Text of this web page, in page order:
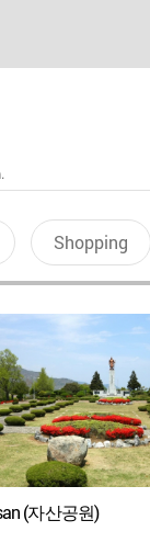
Shopping
(자산공원)